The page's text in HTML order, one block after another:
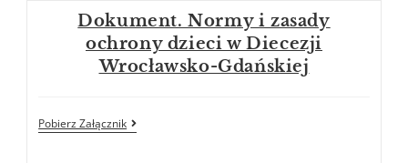
Dokument. Normy i zasady
ochrony dzieci w Diecezji
Wrocławsko-Gdańskiej
Pobierz Załącznik